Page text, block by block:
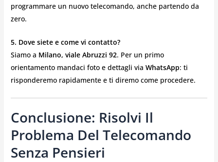
programmare un nuovo telecomando, anche partendo da
zero.
5. Dove siete e come vi contatto?
Siamo a Milano, viale Abruzzi 92. Per un primo
orientamento mandaci foto e dettagli via WhatsApp: ti
risponderemo rapidamente e ti diremo come procedere.
Conclusione: Risolvi Il
Problema Del Telecomando
Senza Pensieri